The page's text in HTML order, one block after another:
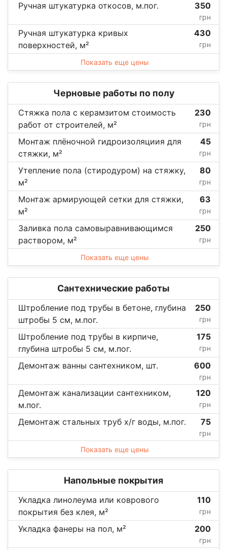
Ручная штукатурка откосов, м.пог. 350
грн
Ручная штукатурка кривых
поверхностей, м²
430
грн
Показать еще цены
Черновые работы по полу
Стяжка пола с керамзитом стоимость
работ от строителей, м²
230
грн
Монтаж плёночной гидроизоляциия для
стяжки, м²
45
грн
Утепление пола (стиродуром) на стяжку,
м²
80
грн
Монтаж армирующей сетки для стяжки,
м²
63
грн
Заливка пола самовыравнивающимся
раствором, м²
250
грн
Показать еще цены
Сантехнические работы
Штробление под трубы в бетоне, глубина
штробы 5 см, м.пог.
250
грн
Штробление под трубы в кирпиче,
глубина штробы 5 см, м.пог.
175
грн
Демонтаж ванны сантехником, шт. 600
грн
Демонтаж канализации сантехником,
м.пог.
120
грн
Демонтаж стальных труб х/г воды, м.пог. 75
грн
Показать еще цены
Напольные покрытия
Укладка линолеума или коврового
покрытия без клея, м²
110
грн
Укладка фанеры на пол, м² 200
грн